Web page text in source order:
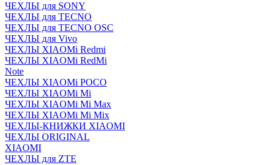
ЧЕХЛЫ для SONY
ЧЕХЛЫ для TECNO
ЧЕХЛЫ для TECNO OSC
ЧЕХЛЫ для Vivo
ЧЕХЛЫ XIAOMi Redmi
ЧЕХЛЫ XIAOMi RedMi
Note
ЧЕХЛЫ XIAOMi POCO
ЧЕХЛЫ XIAOMi Mi
ЧЕХЛЫ XIAOMi Mi Max
ЧЕХЛЫ XIAOMi Mi Mix
ЧЕХЛЫ-КНИЖКИ XIAOMI
ЧЕХЛЫ ORIGINAL
XIAOMI
ЧЕХЛЫ для ZTE